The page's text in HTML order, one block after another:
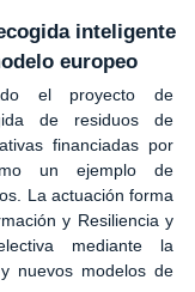
inteligente
europeo
el proyecto de
de residuos de
financiadas por
un ejemplo de
La actuación forma
y Resiliencia y
mediante la
nuevos modelos de